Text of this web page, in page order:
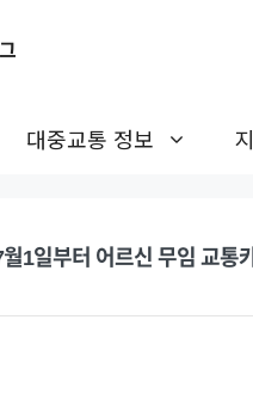
대중교통 정보
월1일부터 어르신 무임 교